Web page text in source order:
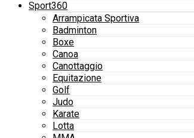
Sport360
Arrampicata Sportiva
Badminton
Boxe
Canoa
Canottaggio
Equitazione
Golf
Judo
Karate
Lotta